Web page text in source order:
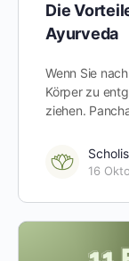
Die
Ayurveda
Wenn Sie
Körper zu
ziehen.
16